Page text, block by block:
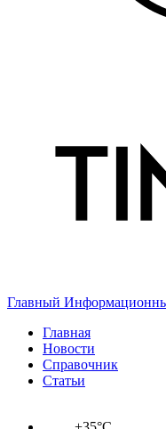
Главный
Главная
Новости
Справочник
Статьи